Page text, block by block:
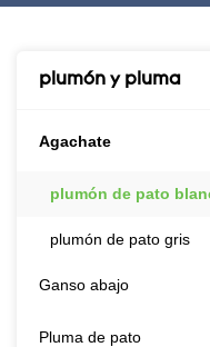
plumón y pluma
Agachate
plumón de pato
plumón de pato gris
Ganso abajo
Pluma de pato